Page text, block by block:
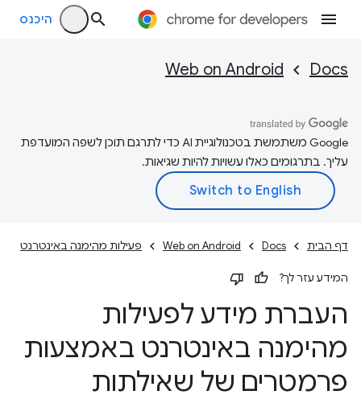
היכנס
Docs
Web on Android
‫Google משתמשת בטכנולוגיית AI כדי לתרגם תוכן לשפה המועדפת
עליך. בתרגומים כאלו עשויות להיות שגיאות.
דף הבית Docs
Web on Android פעילות מהימנה באינטרנט
המידע עזר לך?
העברת מידע לפעילות
מהימנה באינטרנט באמצעות
פרמטרים של שאילתות